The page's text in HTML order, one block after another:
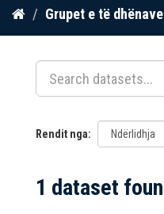
Kalo
përmbajtja
Grupet e të dhënave
Rendit nga
1 dataset